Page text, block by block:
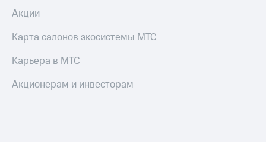
Акции
Карта салонов экосистемы МТС
Карьера в МТС
Акционерам и инвесторам